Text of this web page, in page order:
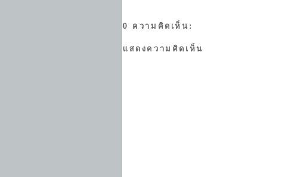
0 ความคิดเห็น:
แสดงความคิดเห็น